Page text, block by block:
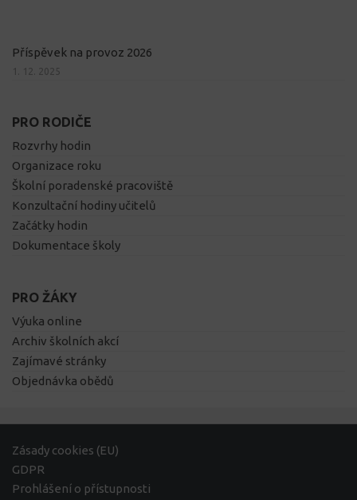
Příspěvek na provoz 2026
1. 12. 2025
PRO RODIČE
Rozvrhy hodin
Organizace roku
Školní poradenské pracoviště
Konzultační hodiny učitelů
Začátky hodin
Dokumentace školy
PRO ŽÁKY
Výuka online
Archiv školních akcí
Zajímavé stránky
Objednávka obědů
Zásady cookies (EU)
GDPR
Prohlášení o přístupnosti